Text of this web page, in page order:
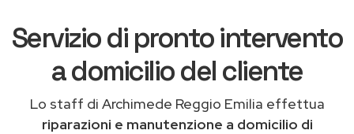
Servizio di pronto intervento
a domicilio del cliente
Lo staff di Archimede Reggio Emilia effettua
riparazioni e manutenzione a domicilio di